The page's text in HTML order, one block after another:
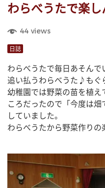
わらべうたで楽し
44 views
日誌
わらべうたで毎日あそん
追い払うわらべうた♪もぐ
幼稚園では野菜の苗を植え
ころだったので「今度は
していました。
わらべうたから野菜作りの